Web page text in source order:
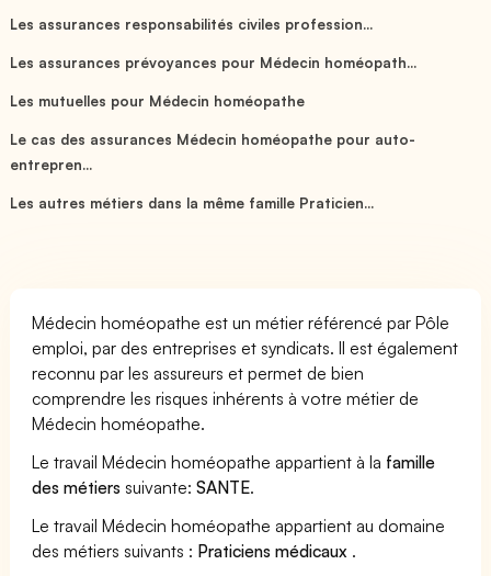
Les assurances responsabilités civiles profession...
Les assurances prévoyances pour Médecin homéopath...
Les mutuelles pour Médecin homéopathe
Le cas des assurances Médecin homéopathe pour auto-
entrepren...
Les autres métiers dans la même famille Praticien...
Médecin homéopathe est un métier référencé par Pôle
emploi, par des entreprises et syndicats. Il est également
reconnu par les assureurs et permet de bien
comprendre les risques inhérents à votre métier de
Médecin homéopathe.
Le travail Médecin homéopathe appartient à la famille
des métiers suivante:SANTE.
Le travail Médecin homéopathe appartient au domaine
des métiers suivants : Praticiens médicaux .